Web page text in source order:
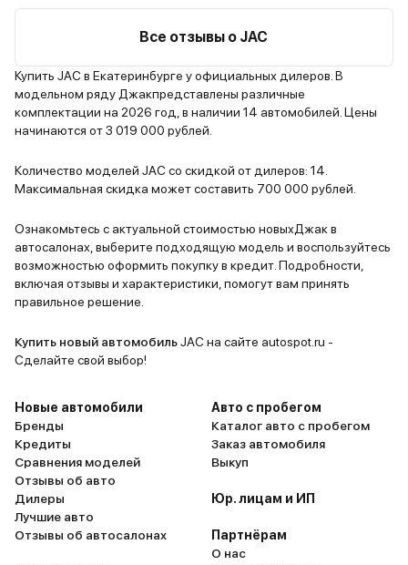
за свою цену это вполне
оправданный автомобиль. Если
хорошим соотношением цены и
качества, то JAC T8 Pro стоит
рассмотреть. Полный привод
подключаемый, есть понижающая
передача. Обожаю этот
автомобиль.
друга).
добротно,
боковой
есть все
заднего
Все отзывы о JAC
Купить JAC в Екатеринбурге у официальных дилеров. В
модельном ряду Джакпредставлены различные
комплектации на 2026 год, в наличии 14 автомобилей. Цены
начинаются от 3 019 000 рублей.
Количество моделей JAC со скидкой от дилеров: 14.
Максимальная скидка может составить 700 000 рублей.
Ознакомьтесь с актуальной стоимостью новыхДжак в
автосалонах, выберите подходящую модель и воспользуйтесь
возможностью оформить покупку в кредит. Подробности,
включая отзывы и характеристики, помогут вам принять
правильное решение.
Купить новый автомобильJAC на сайте autospot.ru -
Сделайте свой выбор!
Новые автомобили
Бренды
Кредиты
Сравнения моделей
Отзывы об авто
Дилеры
Лучшие авто
Отзывы об автосалонах
Авто с пробегом
Каталог авто с пробегом
Заказ автомобиля
Выкуп
Юр. лицам и ИП
Партнёрам
О нас